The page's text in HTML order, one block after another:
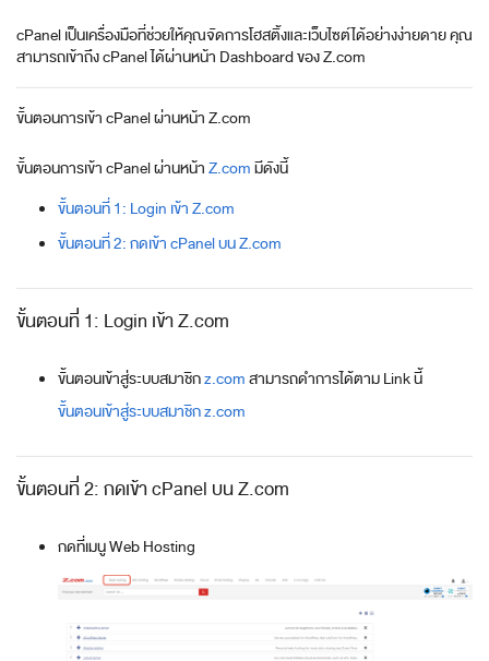
cPanel เป็นเครื่องมือที่ช่วยให้คุณจัดการโฮสติ้งและเว็บไซต์ได้อย่างง่ายดาย คุณ
สามารถเข้าถึง cPanel ได้ผ่านหน้า Dashboard ของ Z.com
ขั้นตอนการเข้า cPanel ผ่านหน้า Z.com
ขั้นตอนการเข้า cPanel ผ่านหน้าZ.comมีดังนี้
ขั้นตอนที่ 1: Login เข้า Z.com
ขั้นตอนที่ 2: กดเข้า cPanel บน Z.com
ขั้นตอนที่ 1: Login เข้า Z.com
ขั้นตอนเข้าสู่ระบบสมาชิกz.comสามารถดำการได้ตาม Link นี้
ขั้นตอนเข้าสู่ระบบสมาชิก z.com
ขั้นตอนที่ 2: กดเข้า cPanel บน Z.com
กดที่เมนู Web Hosting